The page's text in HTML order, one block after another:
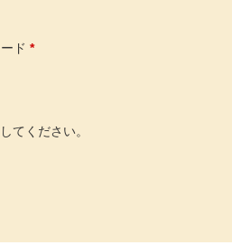
ド *
てください。